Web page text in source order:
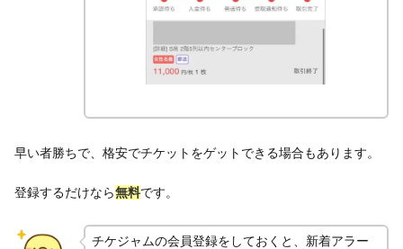
早い者勝ちで、格安でチケットをゲットできる場合もあります。
登録するだけなら無料です。
チケジャムの会員登録をしておくと、新着アラー